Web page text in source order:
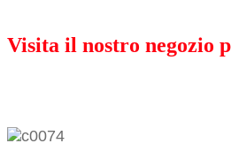
Visita il nostro negozio